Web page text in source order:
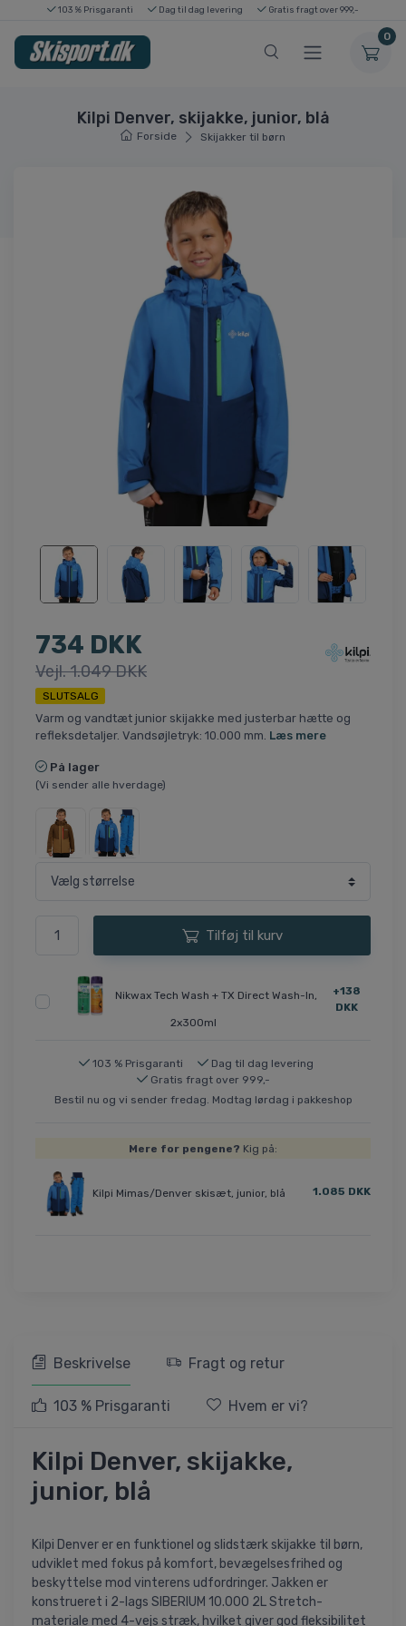
103 % Prisgaranti Dag til dag levering Gratis fragt over 999,-
0
Kilpi Denver, skijakke, junior, blå
Forside Skijakker til børn
734 DKK
Vejl. 1.049 DKK
SLUTSALG
Varm og vandtæt junior skijakke med justerbar hætte og
refleksdetaljer. Vandsøjletryk: 10.000 mm. Læs mere
På lager
(Vi sender alle hverdage)
Tilføj til kurv
Nikwax Tech Wash + TX Direct Wash-In,
2x300ml
+138
DKK
103 % Prisgaranti
Dag til dag levering
Gratis fragt over 999,-
Bestil nu og vi sender fredag. Modtag lørdag i pakkeshop
Mere for pengene? Kig på:
Kilpi Mimas/Denver skisæt, junior, blå 1.085 DKK
Beskrivelse Fragt og retur
103 % Prisgaranti Hvem er vi?
Kilpi Denver, skijakke,
junior, blå
Kilpi Denver er en funktionel og slidstærk skijakke til børn,
udviklet med fokus på komfort, bevægelsesfrihed og
beskyttelse mod vinterens udfordringer. Jakken er
konstrueret i 2-lags SIBERIUM 10.000 2L Stretch-
materiale med 4-vejs stræk, hvilket giver god fleksibilitet